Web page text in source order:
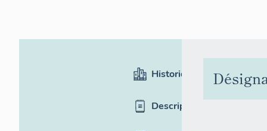
Historique
Description